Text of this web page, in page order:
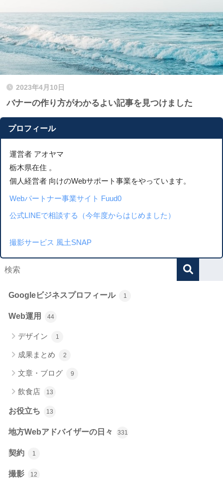
2023年4月10日
バナーの作り方がわかるよい記事を見つけました
プロフィール
運営者 アオヤマ
栃木県在住 。
個人経営者 向けのWebサポート事業をやっています。
Webパートナー事業サイト Fuud0
公式LINEで相談する（今年度からはじめました）
撮影サービス 風土SNAP
Googleビジネスプロフィール 1
Web運用 44
デザイン 1
成果まとめ 2
文章・ブログ 9
飲食店 13
お役立ち 13
地方Webアドバイザーの日々 331
契約 1
撮影 12